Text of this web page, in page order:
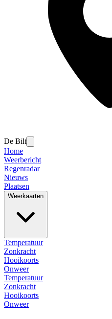
De Bilt
Home
Weerbericht
Regenradar
Nieuws
Plaatsen
Weerkaarten
Temperatuur
Zonkracht
Hooikoorts
Onweer
Temperatuur
Zonkracht
Hooikoorts
Onweer